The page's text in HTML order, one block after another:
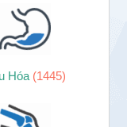
Hóa (1445)